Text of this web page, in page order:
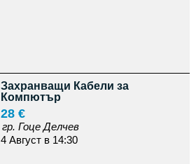
Захранващи Кабели за
Компютър
28 €
гр. Гоце Делчев
4 Август в 14:30